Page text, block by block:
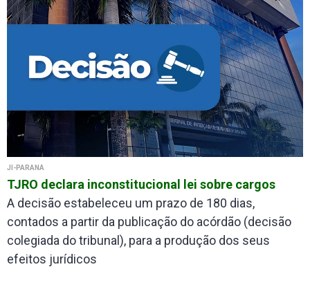
JI-PARANÁ
TJRO declara inconstitucional lei sobre cargos
A decisão estabeleceu um prazo de 180 dias,
contados a partir da publicação do acórdão (decisão
colegiada do tribunal), para a produção dos seus
efeitos jurídicos